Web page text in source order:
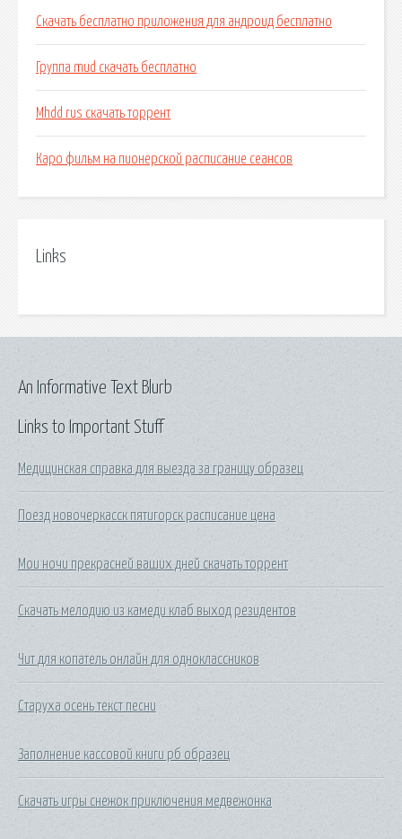
Скачать бесплатно приложения для андроид бесплатно
Группа mud скачать бесплатно
Mhdd rus скачать торрент
Каро фильм на пионерской расписание сеансов
Links
Links to Important Stuff
Медицинская справка для выезда за границу образец
Поезд новочеркасск пятигорск расписание цена
Мои ночи прекрасней ваших дней скачать торрент
Скачать мелодию из камеди клаб выход резидентов
Чит для копатель онлайн для одноклассников
Старуха осень текст песни
Заполнение кассовой книги рб образец
Скачать игры снежок приключения медвежонка
An Informative Text Blurb